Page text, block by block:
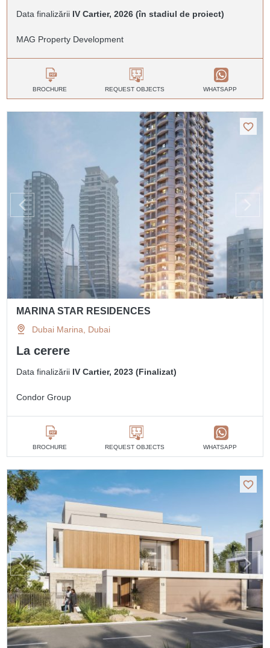
Data finalizării IV Cartier, 2026 (în stadiul de proiect)
MAG Property Development
BROCHURE REQUEST OBJECTS WHATSAPP
MARINA STAR RESIDENCES
Dubai Marina, Dubai
La cerere
Data finalizării IV Cartier, 2023 (Finalizat)
Condor Group
BROCHURE REQUEST OBJECTS WHATSAPP